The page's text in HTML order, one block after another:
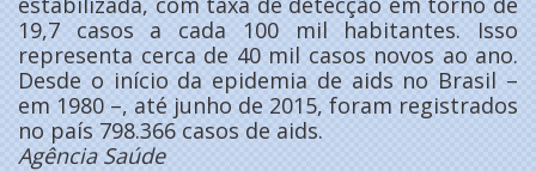
19,7 casos a cada 100 mil habitantes. Isso
representa cerca de 40 mil casos novos ao ano.
Desde o início da epidemia de aids no Brasil –
em 1980 –, até junho de 2015, foram registrados
no país 798.366 casos de aids.
Agência Saúde